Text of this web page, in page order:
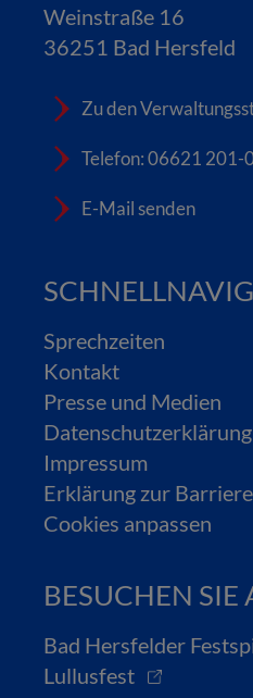
Weinstraße 16
36251 Bad Hersfeld
Zu den
Telefon: 06621 201-
E-Mail senden
Sprechzeiten
Kontakt
Presse und Medien
Datenschutzerklärung
Impressum
Erklärung zur
Cookies anpassen
BESUCHEN SIE
Bad Hersfelder
Lullusfest